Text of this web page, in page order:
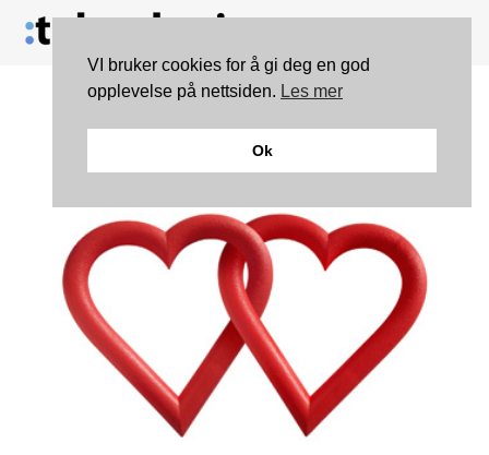
VI bruker cookies for å gi deg en god
opplevelse på nettsiden. Les mer
Ok